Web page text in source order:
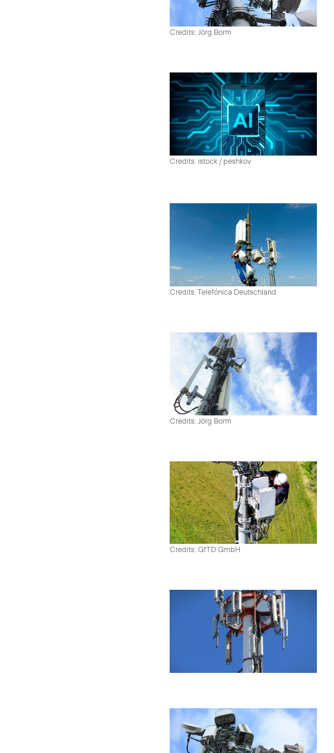
Credits: Jörg Borm
Credits: istock / peshkov
Credits: Telefónica Deutschland
Credits: Jörg Borm
Credits: GfTD GmbH